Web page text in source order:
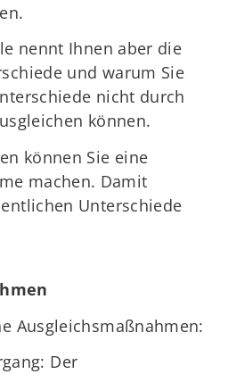
nennt Ihnen aber die
und warum Sie
nicht durch
können.
können Sie eine
machen. Damit
Unterschiede
Ausgleichsmaßnahmen:
Der